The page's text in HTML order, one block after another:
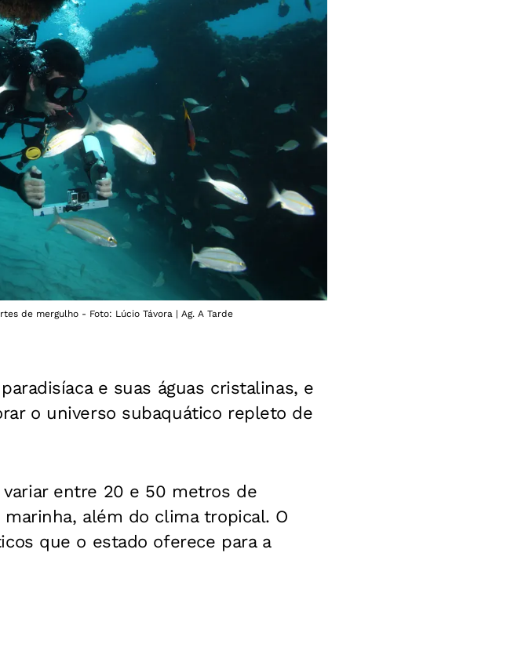
de mergulho - Foto: Lúcio Távora | Ag. A Tarde
e suas águas cristalinas, e
o universo subaquático repleto de
entre 20 e 50 metros de
além do clima tropical. O
que o estado oferece para a